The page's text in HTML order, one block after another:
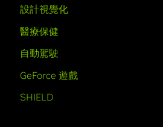
設計視覺化
醫療保健
自動駕駛
GeForce 遊戲
SHIELD